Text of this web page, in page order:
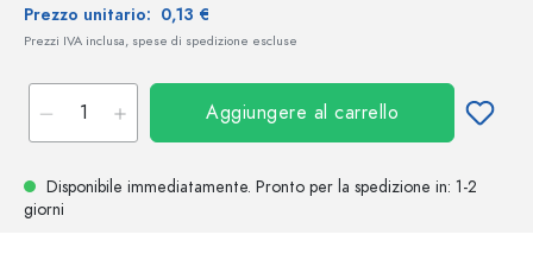
Prezzo unitario: 0,13 €
Prezzi IVA inclusa, spese di spedizione escluse
Aggiungere al carrello
Disponibile immediatamente. Pronto per la spedizione in: 1-2
giorni